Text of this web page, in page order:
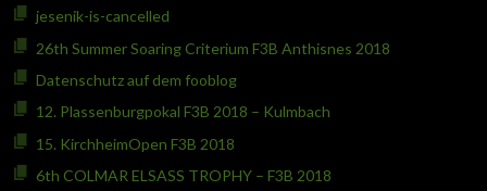
jesenik-is-cancelled
26th Summer Soaring Criterium F3B Anthisnes 2018
Datenschutz auf dem fooblog
12. Plassenburgpokal F3B 2018 – Kulmbach
15. KirchheimOpen F3B 2018
6th COLMAR ELSASS TROPHY – F3B 2018